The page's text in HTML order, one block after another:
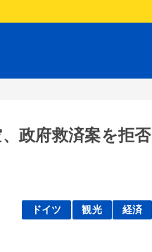
政府救済案を拒否
ドイツ 観光 経済